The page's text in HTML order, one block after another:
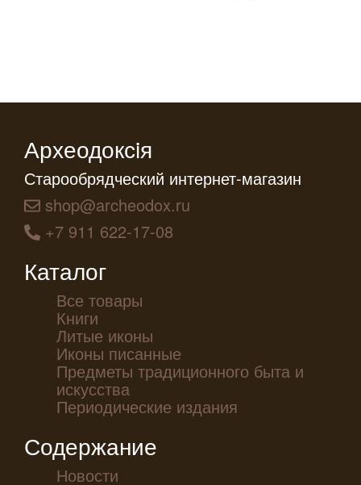
Археодоксiя
Старообрядческий интернет-магазин
shop@archeodox.ru
+7 911 622-17-08
Каталог
Все товары
Книги
Литые иконы
Иконы писанные
Предметы традиционного быта и
искусства
Периодические издания
Содержание
Новости